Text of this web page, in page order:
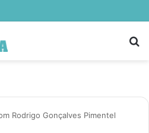
Rodrigo Gonçalves Pimentel